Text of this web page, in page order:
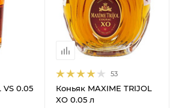
VS 0.05
53
Коньяк MAXIME TRIJOL
XO 0.05 л